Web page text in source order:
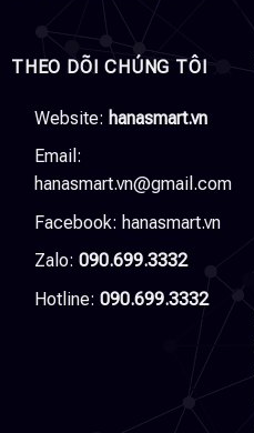
THEO DÕI CHÚNG TÔI
Website: hanasmart.vn
Email:
hanasmart.vn@gmail.com
Facebook: hanasmart.vn
Zalo: 090.699.3332
Hotline: 090.699.3332